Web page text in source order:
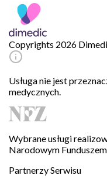
Copyrights 2026
Usługa nie jest
medycznych.
Wybrane usługi
Narodowym
Partnerzy Serwisu